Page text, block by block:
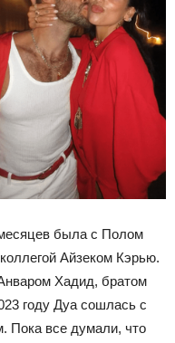
была с Полом
Айзеком Кэрью.
Хадид, братом
году Дуа сошлась с
Пока все думали, что